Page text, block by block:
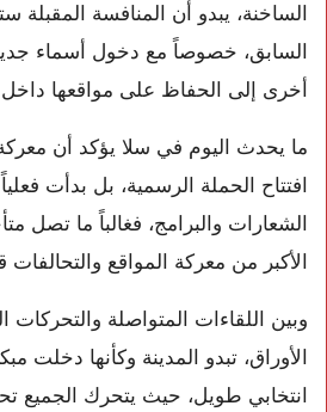
الساخنة، يبدو أن المنافسة المقبلة
السابق، خصوصاً مع دخول أسماء
أخرى إلى الحفاظ على مواقعها
افتتاح الحملة الرسمية، بل بدأت
الشعارات والبرامج، فغالباً ما تصل
الأكبر من معركة المواقع
وبين اللقاءات المتواصلة والتحركات
الأوراق، تبدو المدينة وكأنها دخلت
انتخابي طويل، حيث يتحرك الجميع